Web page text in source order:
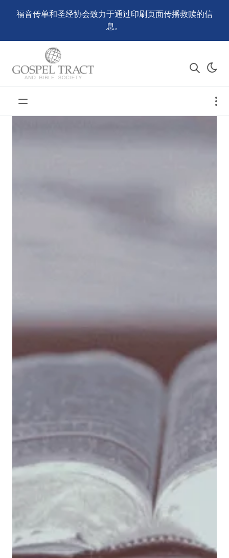
福音传单和圣经协会致力于通过印刷页面传播救赎的信
息。